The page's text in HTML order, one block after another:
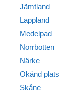
Jämtland
Lappland
Medelpad
Norrbotten
Närke
Okänd plats
Skåne